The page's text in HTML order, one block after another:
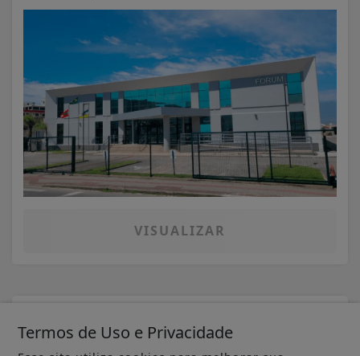
VISUALIZAR
Florianópolis lidera crescimento do
Termos de Uso e Privacidade